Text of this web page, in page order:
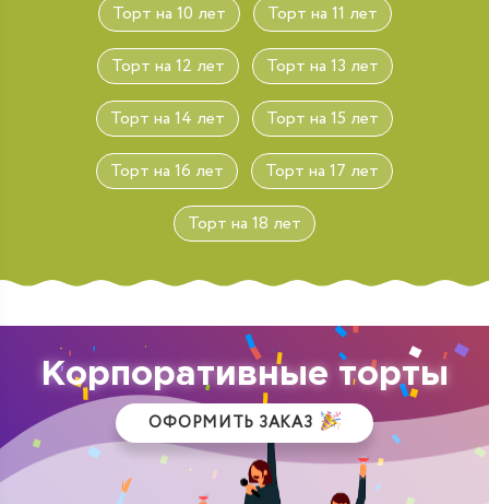
Торт на 10 лет Торт на 11 лет
Торт на 12 лет Торт на 13 лет
Торт на 14 лет Торт на 15 лет
Торт на 16 лет Торт на 17 лет
Торт на 18 лет
Корпоративные торты
ОФОРМИТЬ ЗАКАЗ